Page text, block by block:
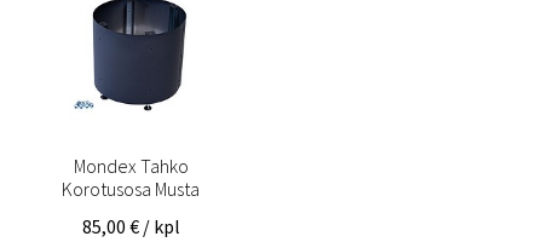
Mondex Tahko
Korotusosa Musta
85,00 € / kpl